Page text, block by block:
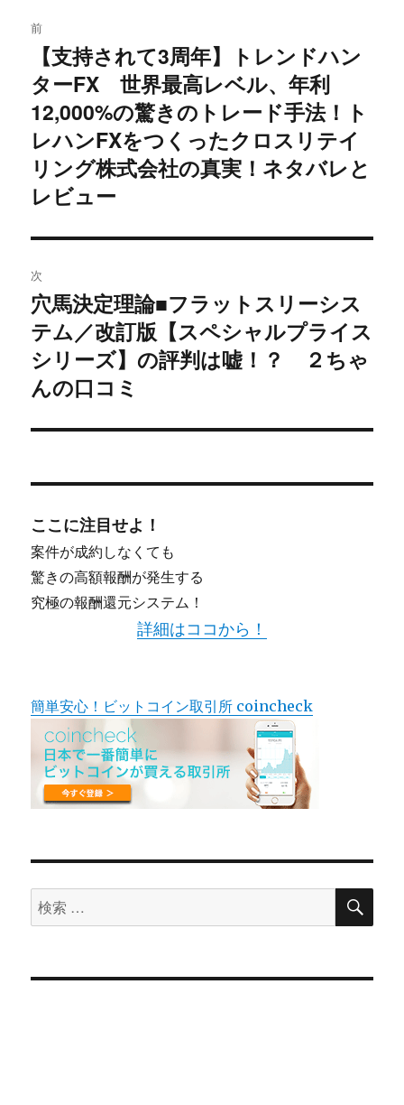
稿
ナ
ビ
ゲ
ー
シ
ョ
ン
前
去
の
投
稿:
【支持されて3周年】トレンドハン
ターFX 世界最高レベル、年利
12,000%の驚きのトレード手法！ト
レハンFXをつくったクロスリテイ
リング株式会社の真実！ネタバレと
レビュー
次
次
の
投
稿:
穴馬決定理論■フラットスリーシス
テム／改訂版【スペシャルプライス
シリーズ】の評判は嘘！？ ２ちゃ
んの口コミ
ここに注目せよ！
案件が成約しなくても
驚きの高額報酬が発生する
究極の報酬還元システム！
詳細はココから！
簡単安心！ビットコイン取引所 coincheck
検
索
象:
検